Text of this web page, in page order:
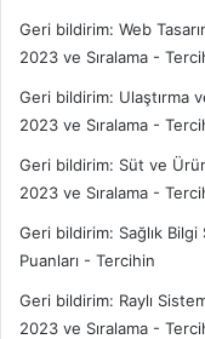
Geri bildirim: Web
2023 ve Sıralama -
Geri bildirim: Ulaştırma
2023 ve Sıralama -
Geri bildirim: Süt ve
2023 ve Sıralama -
Geri bildirim: Sağlık
Puanları - Tercihin
Geri bildirim: Raylı
2023 ve Sıralama -